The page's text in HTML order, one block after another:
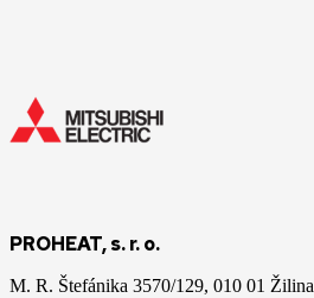
PROHEAT, s. r. o.
M. R. Štefánika 3570/129, 010 01 Žilina